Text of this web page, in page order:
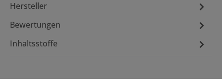
Hersteller
Bewertungen
Inhaltsstoffe